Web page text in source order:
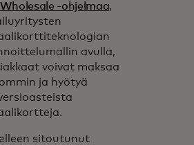
-ohjelmaa,
avulla,
voivat maksaa
ja hyötyä
sitoutunut